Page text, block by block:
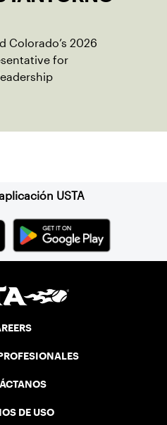
Colorado’s 2026
for
USTA
DE USO